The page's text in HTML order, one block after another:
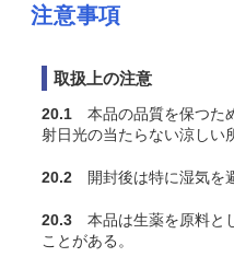
注意事項
取扱上の注意
20.1 本品の品質を保つた
射日光の当たらない涼しい
20.2 開封後は特に湿気を
20.3 本品は生薬を原料と
ことがある。